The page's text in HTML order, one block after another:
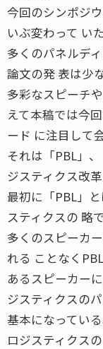
今回のシンポジ
いぶ変わって いた
多くのパネルデ
論文の発 表は少
多彩なスピーチ
えて本稿では今
ード に注目して
それは「PBL」
ジスティクス改革
最初に「PBL」
スティクスの 略
多くのスピーカ
れる ことなく
あるスピーカー
ジスティクスの
基本になっている
ロジスティクス